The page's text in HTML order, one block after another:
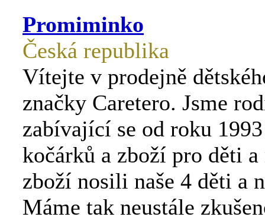
Promiminko
Česká republika
Vítejte v prodejně
značky Caretero. Jsme
zabívající se od roku
kočárků a zboží pro děti
zboží nosili naše 4 děti a
Máme tak neustále